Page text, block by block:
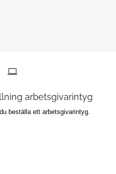
arbetsgivarintyg
beställa ett arbetsgivarintyg.